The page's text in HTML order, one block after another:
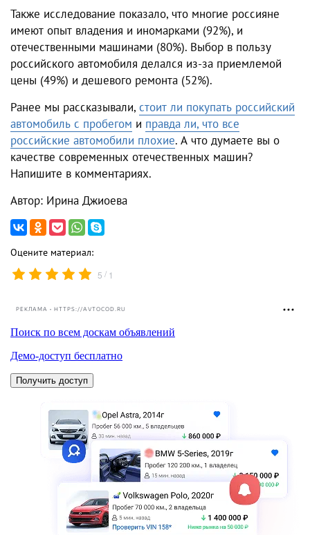
Также исследование показало, что многие россияне
имеют опыт владения и иномарками (92%), и
отечественными машинами (80%). Выбор в пользу
российского автомобиля делался из-за приемлемой
цены (49%) и дешевого ремонта (52%).
Ранее мы рассказывали, стоит ли покупать российский
автомобиль с пробегом и правда ли, что все
российские автомобили плохие. А что думаете вы о
качестве современных отечественных машин?
Напишите в комментариях.
Автор: Ирина Джиоева
Оцените материал:
5 / 1
РЕКЛАМА • HTTPS://AVTOCOD.RU